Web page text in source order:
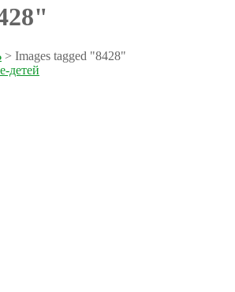
> Images tagged "8428"